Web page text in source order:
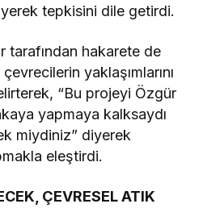
tepkisini dile getirdi.
tarafından hakarete de
yaklaşımlarını
“Bu projeyi Özgür
yapmaya kalksaydı
miydiniz” diyerek
eleştirdi.
ÇEVRESEL ATIK